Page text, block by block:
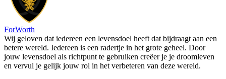
ForWorth
Wij geloven dat iedereen een levensdoel heeft dat bijdraagt aan een
betere wereld. Iedereen is een radertje in het grote geheel. Door
jouw levensdoel als richtpunt te gebruiken creëer je je droomleven
en vervul je gelijk jouw rol in het verbeteren van deze wereld.